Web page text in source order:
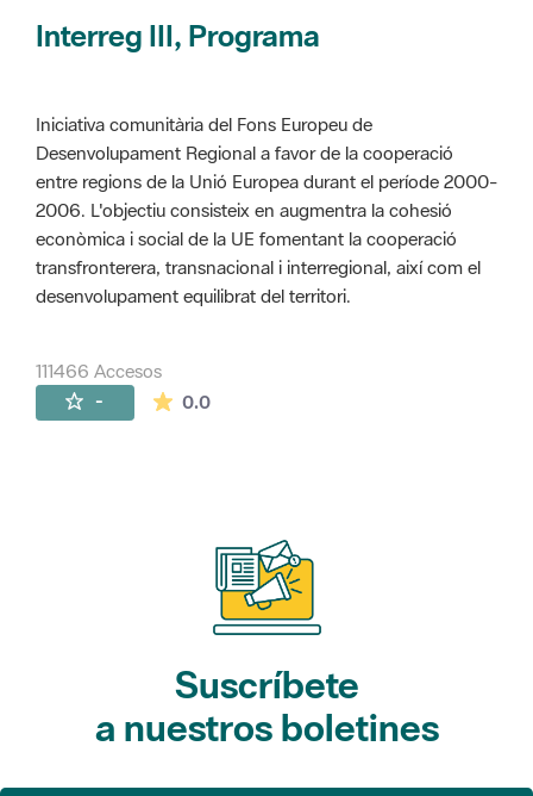
Interreg III, Programa
Iniciativa comunitària del Fons Europeu de
Desenvolupament Regional a favor de la cooperació
entre regions de la Unió Europea durant el període 2000-
2006. L'objectiu consisteix en augmentra la cohesió
econòmica i social de la UE fomentant la cooperació
transfronterera, transnacional i interregional, així com el
desenvolupament equilibrat del territori.
111466 Accesos
- 0.0La valoración media es de 0 estrellas de
Suscríbete
a nuestros boletines